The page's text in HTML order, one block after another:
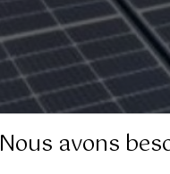
Nous avons